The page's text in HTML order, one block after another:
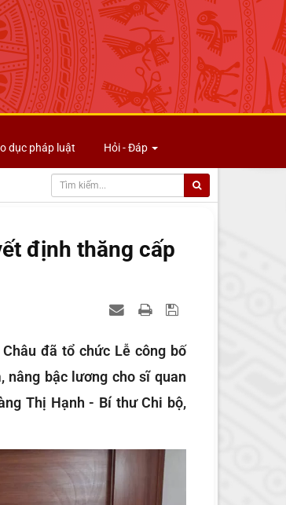
dục pháp luật Hỏi - Đáp
định thăng cấp
đã tổ chức Lễ công bố
nâng bậc lương cho sĩ quan
Thị Hạnh - Bí thư Chi bộ,